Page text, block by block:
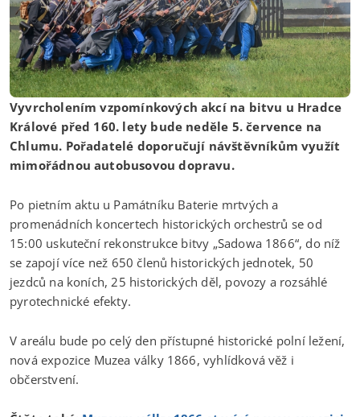
Vyvrcholením vzpomínkových akcí na bitvu u Hradce
Králové před 160. lety bude neděle 5. července na
Chlumu. Pořadatelé doporučují návštěvníkům využít
mimořádnou autobusovou dopravu.
Po pietním aktu u Památníku Baterie mrtvých a
promenádních koncertech historických orchestrů se od
15:00 uskuteční rekonstrukce bitvy „Sadowa 1866“, do níž
se zapojí více než 650 členů historických jednotek, 50
jezdců na koních, 25 historických děl, povozy a rozsáhlé
pyrotechnické efekty.
V areálu bude po celý den přístupné historické polní ležení,
nová expozice Muzea války 1866, vyhlídková věž i
občerstvení.